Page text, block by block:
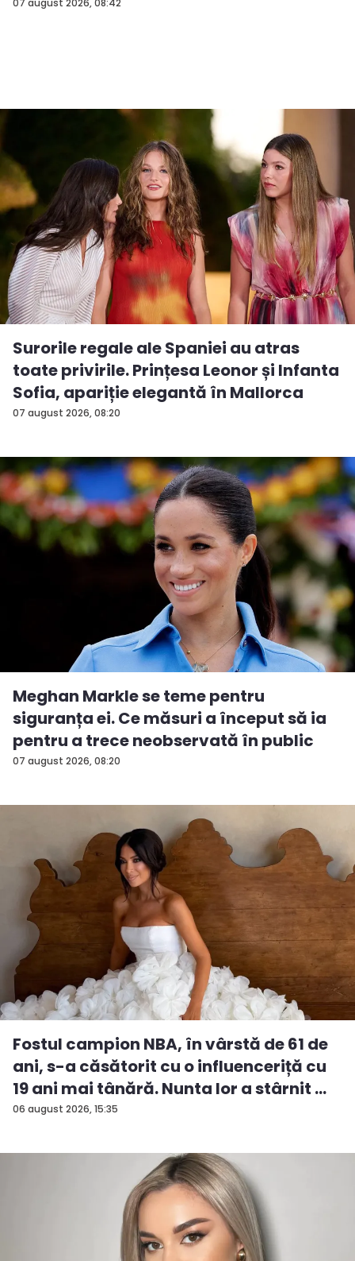
07 august 2026, 08:20
Surorile regale ale Spaniei au atras
toate privirile. Prințesa Leonor și Infanta
Sofia, apariție elegantă în Mallorca
07 august 2026, 08:20
Meghan Markle se teme pentru
siguranța ei. Ce măsuri a început să ia
pentru a trece neobservată în public
06 august 2026, 15:35
Fostul campion NBA, în vârstă de 61 de
ani, s-a căsătorit cu o influenceriță cu
19 ani mai tânără. Nunta lor a stârnit ...